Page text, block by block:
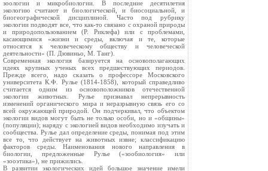
зоологии и микробиологии. В последние десятилетия
экологию считают и биологической, и биосоциальной, и
биогеографической дисциплиной. Часто под рубрику
экологии подводят все, что как-то связано с охраной природы
и природопользованием (Р. Риклефа) или с проблемами,
касающимися «жизни и среды, включая и те, которые
относятся к человеческому обществу и человеческой
деятельности» (П. Дювиньо, М. Танг).
Современная экология базируется на основополагающих
идеях крупных ученых всех предшествующих периодов.
Прежде всего, надо сказать о профессоре Московского
университета К.Ф. Рулье (1814-1858), который справедливо
считается одним из основоположников отечественной
экологии животных. Рулье признавал непрерывность
изменений органического мира и неразрывную связь его со
всей окружающей природой. Он подчеркивал, что объектом
экологии видов могут быть не только особи, но и «общины»
(популяции); наряду с экологией видов необходимо изучать и
сообщества. Рулье дал определение среды, понимая под этим
все то, что действует на животных извне; классификацию
факторов среды. Наименования нового направления в
биологии, предложенные Рулье («зообиология» или
«зооэтика»), не прижились.
В развитии экологических идей большое значение имели